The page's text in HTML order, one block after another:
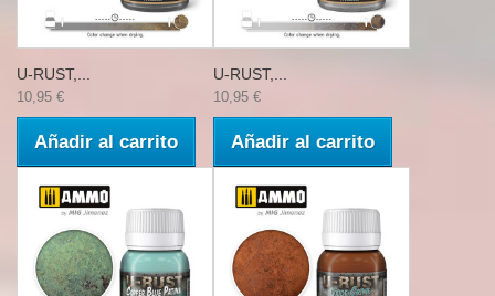
U-RUST,...
10,95 €
Añadir al carrito
U-RUST,...
10,95 €
Añadir al carrito